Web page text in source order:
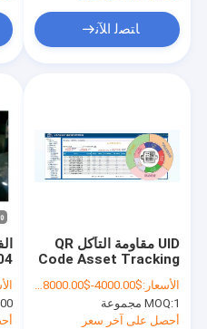
معلومات عنا
اطلب اقتباس
ﺎﺘﺼﻟ ﺍﻶﻧ
100
UID مقاومة التآكل QR
Code Asset Tracking
الأسعار:$4000.00-$8000.00/Set
MOQ:1 مجموعة
أحصل على آخر سعر